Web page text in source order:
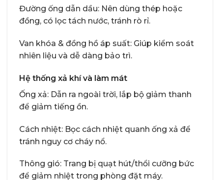
Đường ống dẫn dầu: Nên dùng thép hoặc
đồng, có lọc tách nước, tránh rò rỉ.
Van khóa & đồng hồ áp suất: Giúp kiểm soát
nhiên liệu và dễ dàng bảo trì.
Hệ thống xả khí và làm mát
Ống xả: Dẫn ra ngoài trời, lắp bộ giảm thanh
để giảm tiếng ồn.
Cách nhiệt: Bọc cách nhiệt quanh ống xả để
tránh nguy cơ cháy nổ.
Thông gió: Trang bị quạt hút/thổi cưỡng bức
để giảm nhiệt trong phòng đặt máy.